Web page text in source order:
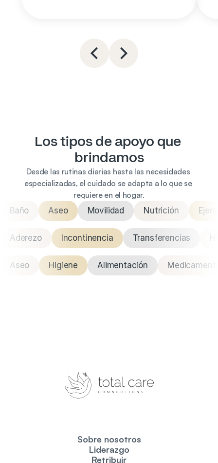
Los tipos de apoyo que
brindamos
Desde las rutinas diarias hasta las necesidades
especializadas, el cuidado se adapta a lo que se
requiere en el hogar.
Baño
Aseo Movilidad Nutrición
Aderezo Incontinencia Transferencias
Aseo Higiene Alimentación
Sobre nosotros
Liderazgo
Retribuir